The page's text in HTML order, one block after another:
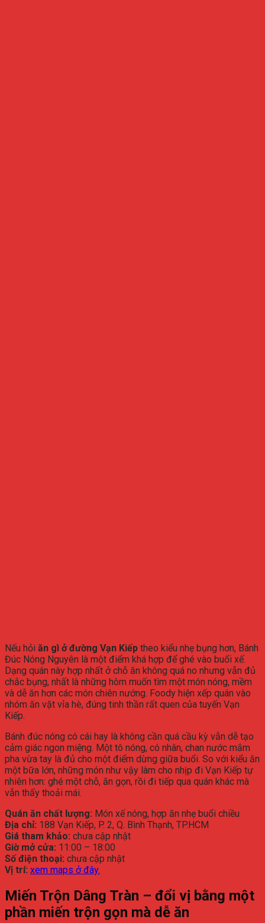
Nếu hỏi ăn gì ở đường Vạn Kiếp theo kiểu nhẹ bụng hơn, Bánh
Đúc Nóng Nguyên là một điểm khá hợp để ghé vào buổi xế.
Dạng quán này hợp nhất ở chỗ ăn không quá no nhưng vẫn đủ
chắc bụng, nhất là những hôm muốn tìm một món nóng, mềm
và dễ ăn hơn các món chiên nướng. Foody hiện xếp quán vào
nhóm ăn vặt vỉa hè, đúng tinh thần rất quen của tuyến Vạn
Kiếp.
Bánh đúc nóng có cái hay là không cần quá cầu kỳ vẫn dễ tạo
cảm giác ngon miệng. Một tô nóng, có nhân, chan nước mắm
pha vừa tay là đủ cho một điểm dừng giữa buổi. So với kiểu ăn
một bữa lớn, những món như vậy làm cho nhịp đi Vạn Kiếp tự
nhiên hơn: ghé một chỗ, ăn gọn, rồi đi tiếp qua quán khác mà
vẫn thấy thoải mái.
Quán ăn chất lượng: Món xế nóng, hợp ăn nhẹ buổi chiều
Địa chỉ: 188 Vạn Kiếp, P. 2, Q. Bình Thạnh, TP.HCM
Giá tham khảo: chưa cập nhật
Giờ mở cửa: 11:00 – 18:00
Số điện thoại: chưa cập nhật
Vị trí: xem maps ở đây.
Miến Trộn Dâng Tràn – đổi vị bằng một
phần miến trộn gọn mà dễ ăn